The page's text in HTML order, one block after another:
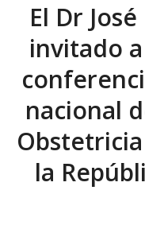
El Dr
invitado
nacional
la